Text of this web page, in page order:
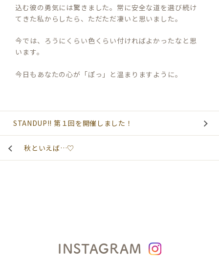
込む彼の勇気には驚きました。常に安全な道を選び続け
てきた私からしたら、ただただ凄いと思いました。
今では、ろうにくらい色くらい付ければよかったなと思
います。
今日もあなたの心が「ぽっ」と温まりますように。
STANDUP!! 第１回を開催しました！
秋といえば…♡
INSTAGRAM